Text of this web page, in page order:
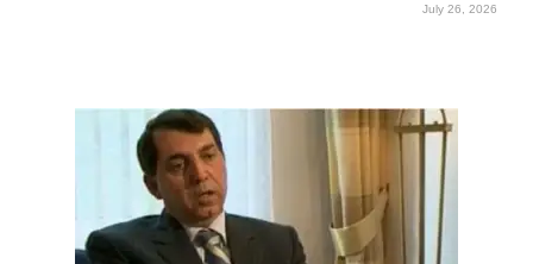
July 26, 2026